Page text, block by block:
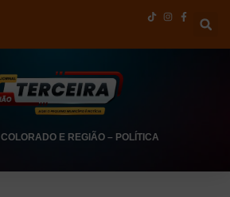
COLORADO E REGIÃO– POLÍTICA